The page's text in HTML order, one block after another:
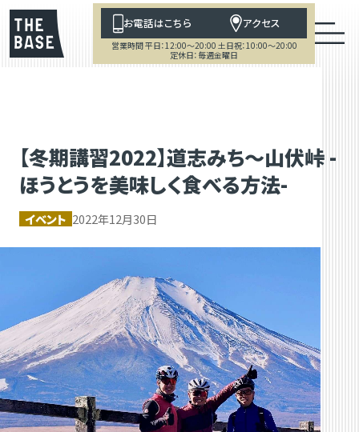
お電話はこちら アクセス
営業時間 平日：12:00～20:00 土日祝：10:00～20:00
定休日：毎週金曜日
【冬期講習2022】道志みち〜山伏峠 -
ほうとうを美味しく食べる方法-
イベント 2022年12月30日